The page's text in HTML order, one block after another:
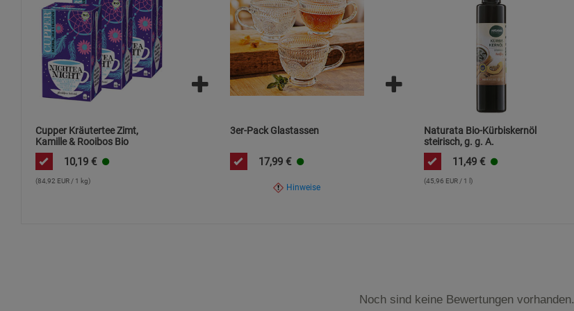
Cupper Kräutertee Zimt,
Kamille & Rooibos Bio
10,19 €
(84,92 EUR / 1 kg)
3er-Pack Glastassen
17,99 €
Hinweise
Naturata Bio-Kürbiskernöl
steirisch, g. g. A.
11,49 €
(45,96 EUR / 1 l)
Noch sind keine Bewertungen vorhanden.
Marketing Cookies (3)
Beschreibung Marketing Cookies
Cookie-Informationenanzeigen
Datenschutzerklärung